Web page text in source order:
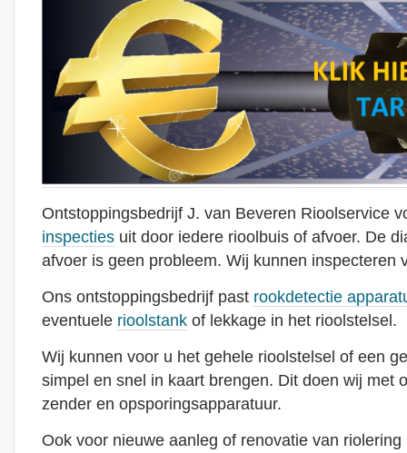
Ontstoppingsbedrijf J. van Beveren Rioolservice
inspecties uit door iedere rioolbuis of afvoer. De
afvoer is geen probleem. Wij kunnen inspecteren
Ons ontstoppingsbedrijf past rookdetectie
eventuele rioolstank of lekkage in het rioolstelsel.
Wij kunnen voor u het gehele rioolstelsel of een
simpel en snel in kaart brengen. Dit doen wij met
zender en opsporingsapparatuur.
Ook voor nieuwe aanleg of renovatie van